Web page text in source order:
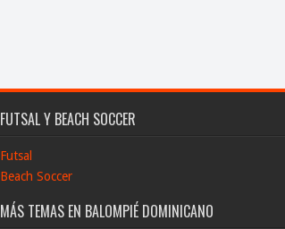
FUTSAL Y BEACH SOCCER
Futsal
Beach Soccer
MÁS TEMAS EN BALOMPIÉ DOMINICANO